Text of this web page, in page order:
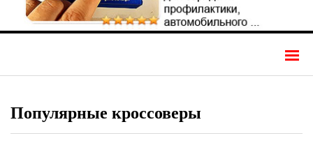
Популярные кроссоверы